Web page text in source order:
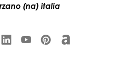
(na) italia